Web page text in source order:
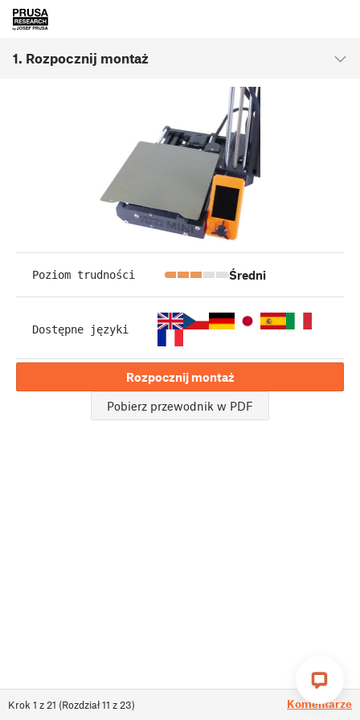
1. Rozpocznij montaż
Krok 1 z 21 (Rozdział11 z 23) Komentarze
Poziom trudności Średni
Dostępne języki
Rozpocznij montaż
Pobierz przewodnik w PDF